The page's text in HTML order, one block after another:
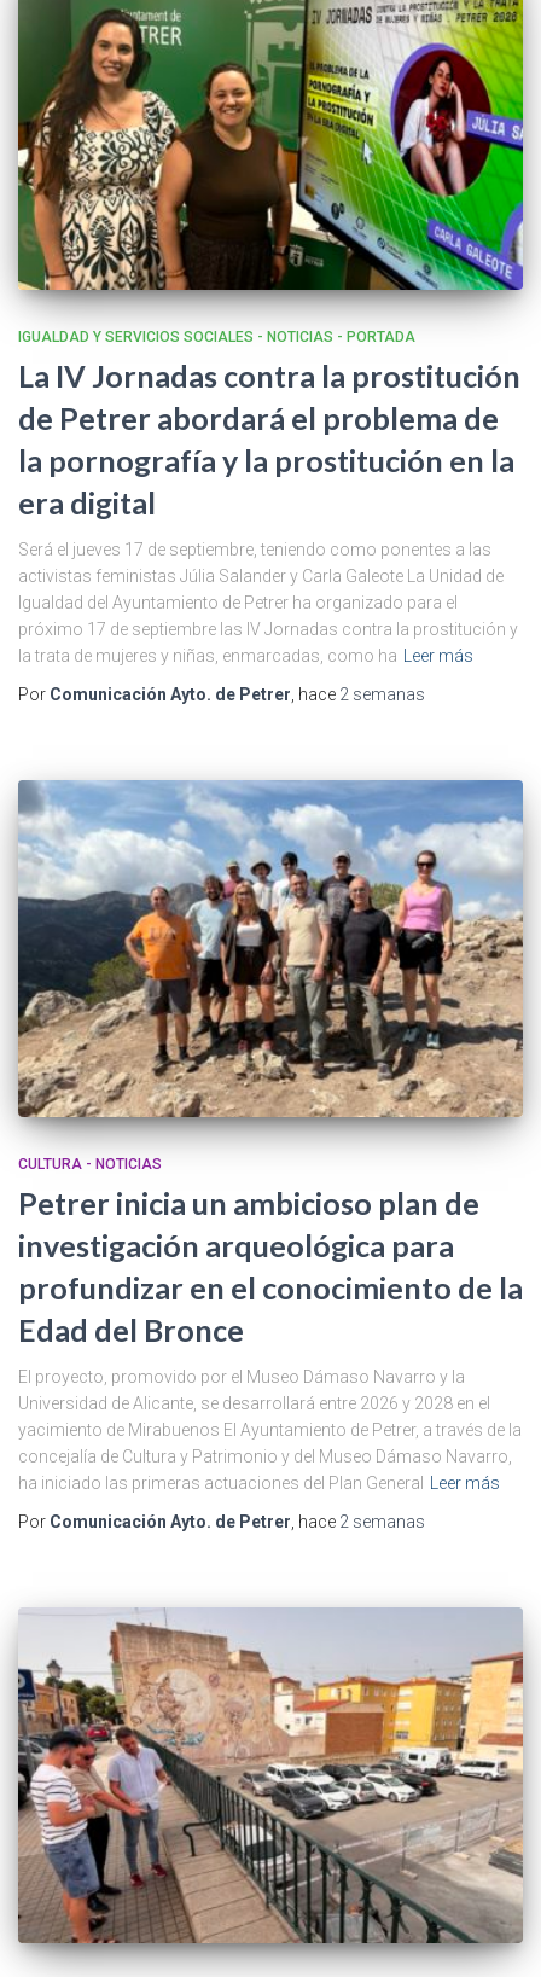
IGUALDAD Y SERVICIOS SOCIALES - NOTICIAS - PORTADA
La IV Jornadas contra la prostitución
de Petrer abordará el problema de
la pornografía y la prostitución en la
era digital
Será el jueves 17 de septiembre, teniendo como ponentes a las
activistas feministas Júlia Salander y Carla Galeote La Unidad de
Igualdad del Ayuntamiento de Petrer ha organizado para el
próximo 17 de septiembre las IV Jornadas contra la prostitución y
la trata de mujeres y niñas, enmarcadas, como ha
Leer más
Por Comunicación Ayto. de Petrer , hace 2 semanas
CULTURA - NOTICIAS
Petrer inicia un ambicioso plan de
investigación arqueológica para
profundizar en el conocimiento de la
Edad del Bronce
El proyecto, promovido por el Museo Dámaso Navarro y la
Universidad de Alicante, se desarrollará entre 2026 y 2028 en el
yacimiento de Mirabuenos El Ayuntamiento de Petrer, a través de la
concejalía de Cultura y Patrimonio y del Museo Dámaso Navarro,
ha iniciado las primeras actuaciones del Plan General Leer más
Por Comunicación Ayto. de Petrer , hace 2 semanas